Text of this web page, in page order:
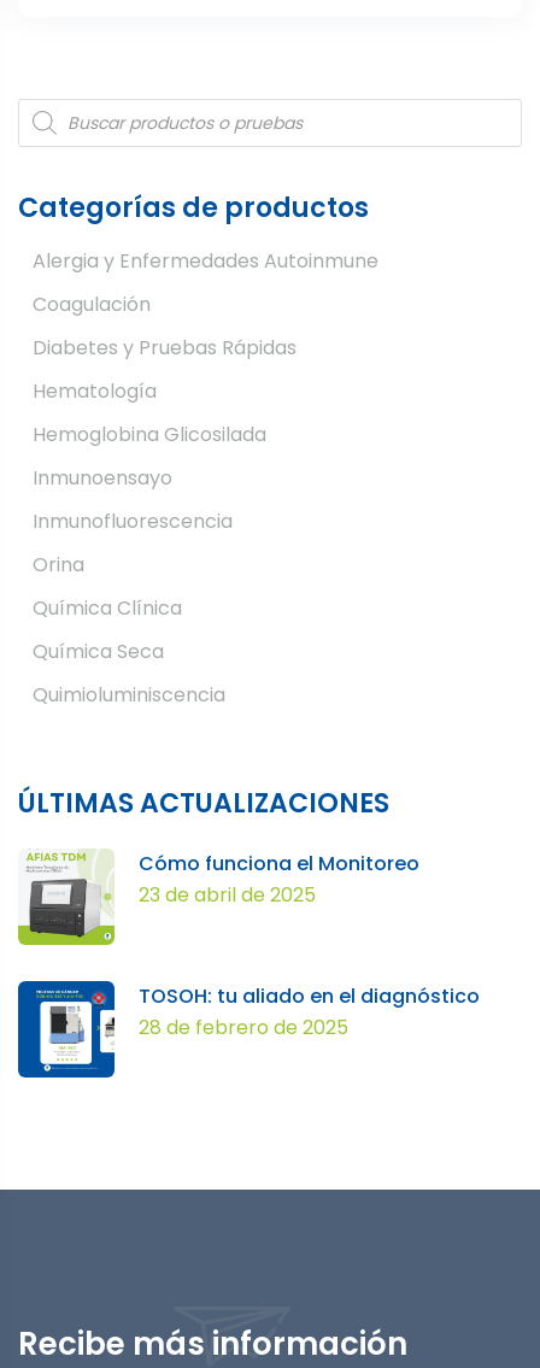
Products
search
Categorías de productos
Alergia y Enfermedades Autoinmune
Coagulación
Diabetes y Pruebas Rápidas
Hematología
Hemoglobina Glicosilada
Inmunoensayo
Inmunofluorescencia
Orina
Química Clínica
Química Seca
Quimioluminiscencia
ÚLTIMAS ACTUALIZACIONES
Cómo funciona el Monitoreo
23 de abril de 2025
TOSOH: tu aliado en el diagnóstico
28 de febrero de 2025
Recibe más información